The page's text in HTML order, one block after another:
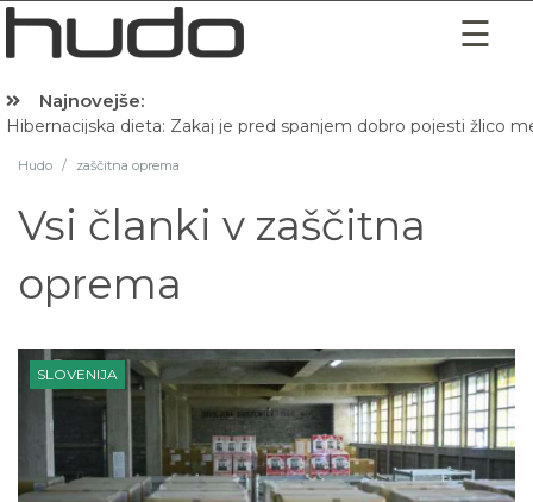
Najnovejše:
Hibernacijska dieta: Zakaj je pred spanjem dobro pojesti žlico
Hudo / zaščitna oprema
Vsi članki v zaščitna
oprema
SLOVENIJA